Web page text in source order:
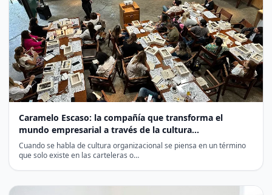
Caramelo Escaso: la compañía que transforma el
mundo empresarial a través de la cultura
organizacional
Cuando se habla de cultura organizacional se piensa en un término
que solo existe en las carteleras o…